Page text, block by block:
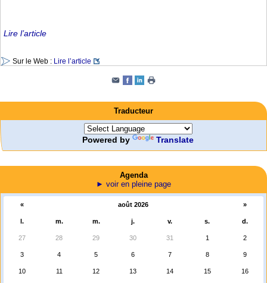
Lire l’article
Sur le Web : Lire l’article
Traducteur
Powered by Translate
Agenda
► voir en pleine page
« août 2026 »
l. m. m. j. v. s. d.
27 28 29 30 31 1 2
3 4 5 6 7 8 9
10 11 12 13 14 15 16